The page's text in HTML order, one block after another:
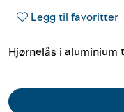
Legg til favoritter
Hjørnelås i